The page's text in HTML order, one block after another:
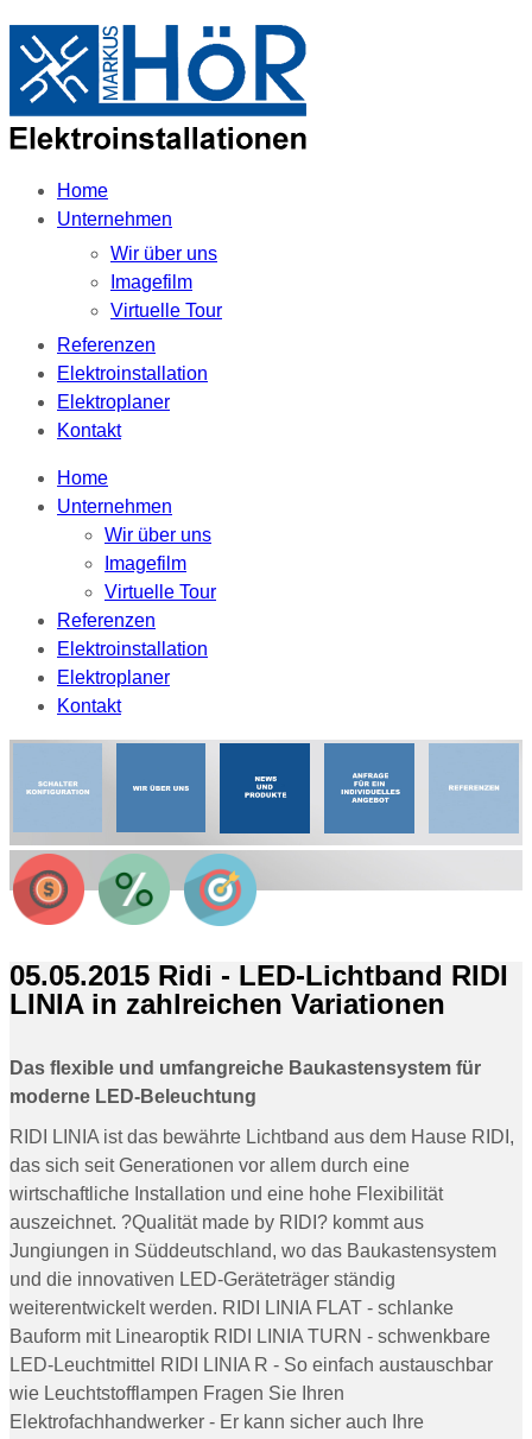
Home
Unternehmen
Wir über uns
Imagefilm
Virtuelle Tour
Referenzen
Elektroinstallation
Elektroplaner
Kontakt
Home
Unternehmen
Wir über uns
Imagefilm
Virtuelle Tour
Referenzen
Elektroinstallation
Elektroplaner
Kontakt
05.05.2015 Ridi - LED-Lichtband RIDI
LINIA in zahlreichen Variationen
Das flexible und umfangreiche Baukastensystem für
moderne LED-Beleuchtung
RIDI LINIA ist das bewährte Lichtband aus dem Hause RIDI,
das sich seit Generationen vor allem durch eine
wirtschaftliche Installation und eine hohe Flexibilität
auszeichnet. ?Qualität made by RIDI? kommt aus
Jungiungen in Süddeutschland, wo das Baukastensystem
und die innovativen LED-Geräteträger ständig
weiterentwickelt werden. RIDI LINIA FLAT - schlanke
Bauform mit Linearoptik RIDI LINIA TURN - schwenkbare
LED-Leuchtmittel RIDI LINIA R - So einfach austauschbar
wie Leuchtstofflampen Fragen Sie Ihren
Elektrofachhandwerker - Er kann sicher auch Ihre